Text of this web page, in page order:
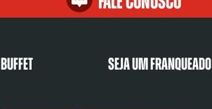
Buffet Seja um franqueado